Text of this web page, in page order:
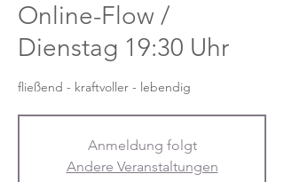
Online-Flow /
Dienstag 19:30 Uhr
fließend - kraftvoller - lebendig
Anmeldung folgt
Andere Veranstaltungen